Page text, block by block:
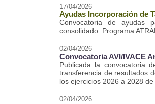
17/04/2026
Ayudas Incorporación de
Convocatoria de ayudas
consolidado. Programa
02/04/2026
Convocatoria AVI/IVACE
Publicada la convocatoria
transferencia de resultados
los ejercicios 2026 a 2028 de
02/04/2026